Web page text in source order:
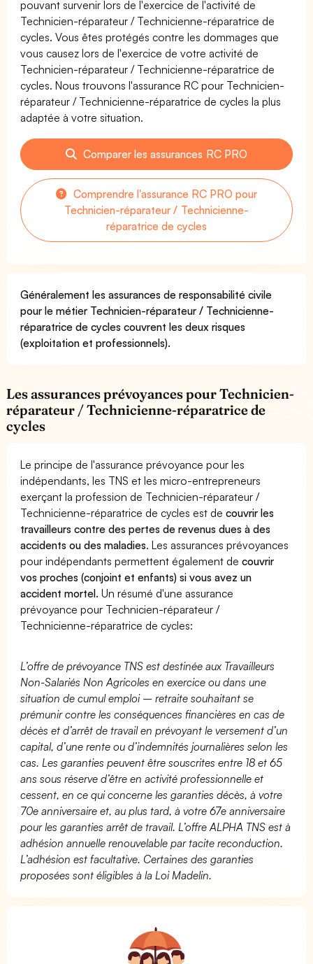
pouvant survenir lors de l'exercice de l'activité de
Technicien-réparateur / Technicienne-réparatrice de
cycles. Vous êtes protégés contre les dommages que
vous causez lors de l'exercice de votre activité de
Technicien-réparateur / Technicienne-réparatrice de
cycles. Nous trouvons l'assurance RC pour Technicien-
réparateur / Technicienne-réparatrice de cycles la plus
adaptée à votre situation.
Comparer les assurances RC PRO
Comprendre l'assurance RC PRO pour
Technicien-réparateur / Technicienne-
réparatrice de cycles
Généralement les assurances de responsabilité civile
pour le métier Technicien-réparateur / Technicienne-
réparatrice de cycles couvrent les deux risques
(exploitation et professionnels).
Les assurances prévoyances pour Technicien-
réparateur / Technicienne-réparatrice de
cycles
Le principe de l'assurance prévoyance pour les
indépendants, les TNS et les micro-entrepreneurs
exerçant la profession de Technicien-réparateur /
Technicienne-réparatrice de cycles est decouvrir les
travailleurs contre des pertes de revenus dues à des
accidents ou des maladies. Les assurances prévoyances
pour indépendants permettent également decouvrir
vos proches (conjoint et enfants) si vous avez un
accident mortel. Un résumé d'une assurance
prévoyance pour Technicien-réparateur /
Technicienne-réparatrice de cycles:
L’offre de prévoyance TNS est destinée aux Travailleurs
Non-Salariés Non Agricoles en exercice ou dans une
situation de cumul emploi – retraite souhaitant se
prémunir contre les conséquences financières en cas de
décès et d’arrêt de travail en prévoyant le versement d’un
capital, d’une rente ou d’indemnités journalières selon les
cas. Les garanties peuvent être souscrites entre 18 et 65
ans sous réserve d’être en activité professionnelle et
cessent, en ce qui concerne les garanties décès, à votre
70e anniversaire et, au plus tard, à votre 67e anniversaire
pour les garanties arrêt de travail. L’offre ALPHA TNS est à
adhésion annuelle renouvelable par tacite reconduction.
L’adhésion est facultative. Certaines des garanties
proposées sont éligibles à la Loi Madelin.